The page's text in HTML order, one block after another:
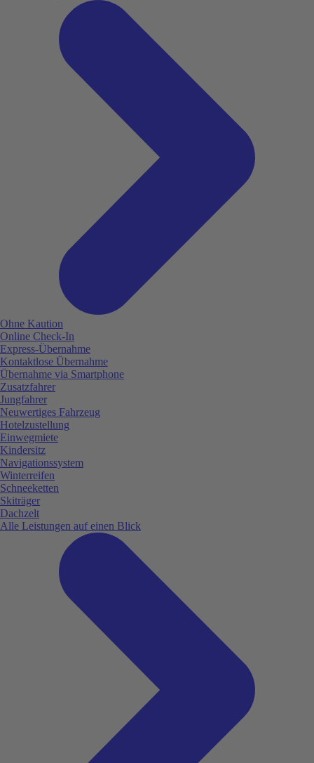
Ohne Kaution
Online Check-In
Express-Übernahme
Kontaktlose Übernahme
Übernahme via Smartphone
Zusatzfahrer
Jungfahrer
Neuwertiges Fahrzeug
Hotelzustellung
Einwegmiete
Kindersitz
Navigationssystem
Winterreifen
Schneeketten
Skiträger
Dachzelt
Alle Leistungen auf einen Blick